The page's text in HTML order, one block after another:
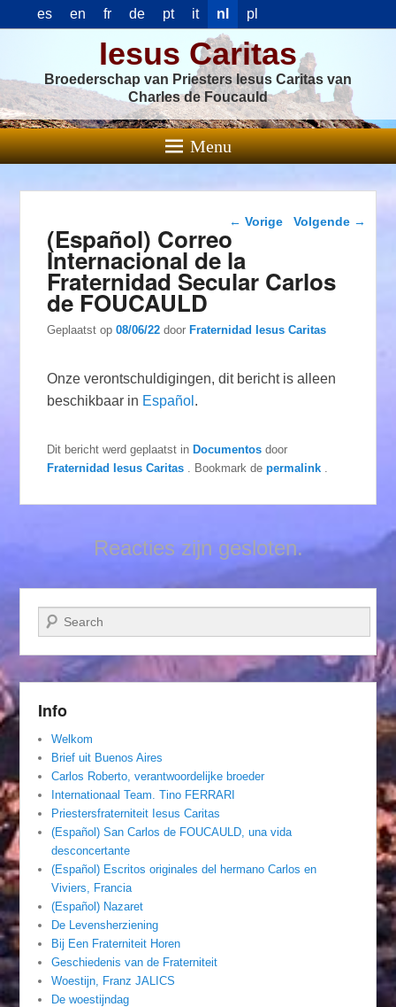
es en fr de pt it nl pl
Iesus Caritas
Broederschap van Priesters Iesus Caritas van
Charles de Foucauld
Menu
Berichtnavigatie
← Vorige Volgende →
(Español) Correo
Internacional de la
Fraternidad Secular Carlos
de FOUCAULD
Geplaatst op08/06/22 doorFraternidad Iesus Caritas
Onze verontschuldigingen, dit bericht is alleen
beschikbaar in Español .
Dit bericht werd geplaatst inDocumentos door
Fraternidad Iesus Caritas
. Bookmark depermalink
Reacties zijn gesloten.
Zoeken
Info
Welkom
Brief uit Buenos Aires
Carlos Roberto, verantwoordelijke broeder
Internationaal Team. Tino FERRARI
Priestersfraterniteit Iesus Caritas
(Español) San Carlos de FOUCAULD, una vida
desconcertante
(Español) Escritos originales del hermano Carlos en
Viviers, Francia
(Español) Nazaret
De Levensherziening
Bij Een Fraterniteit Horen
Geschiedenis van de Fraterniteit
Woestijn, Franz JALICS
De woestijndag